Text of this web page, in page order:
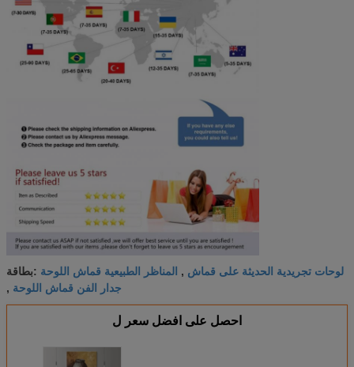
بطاقة: المناظر الطبيعية قماش اللوحة , لوحات تجريدية الحديثة على قماش
, جدار الفن قماش اللوحة
احصل على افضل سعر ل